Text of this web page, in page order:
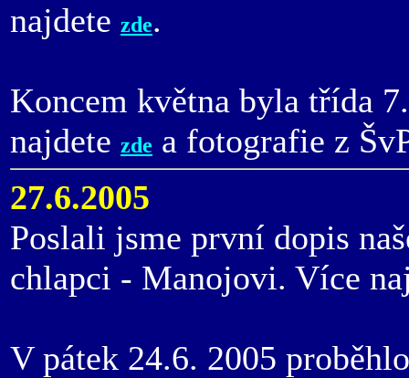
najdete zde.
Koncem května byla třída
najdete zde a fotografie z
27.6.2005
Poslali jsme první dopis
chlapci - Manojovi. Více
V pátek 24.6. 2005